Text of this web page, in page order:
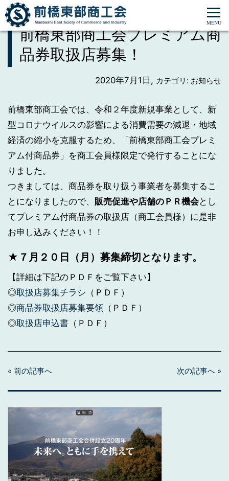
ホーム
前橋東部商工会プレミアム商
品券取扱店募集！
2020年7月1日, カテゴリ: お知らせ
前橋東部商工会では、令和２年度新規事業として、新
型コロナウイルスの影響による消費需要の減退・地域
経済の縮小を克服するため、「前橋東部商工会プレミ
アム付商品券」を商工会員様限定で発行することにな
りました。
つきましては、商品券を取り扱う事業者を募集するこ
とになりましたので、 販売促進や店舗のＰＲ機会とし
てプレミアム付商品券の取扱店（商工会員様）に是非
お申し込みください！！
★７月２０日（月）募集締切となります。
【詳細は下記のＰＤＦをご覧下さい】
◎取扱店募集チラシ （ＰＤＦ）
◎商品券取扱店募集要領 （ＰＤＦ）
◎取扱店申込書 （ＰＤＦ）
投
稿
ナ
ゲ
ー
シ
« 前の記事へ 次の記事へ »